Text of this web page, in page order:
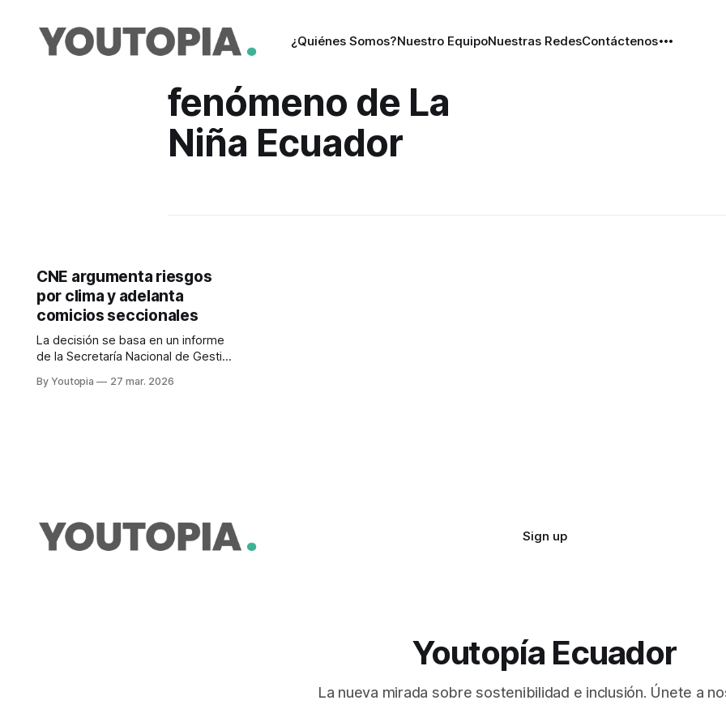
¿Quiénes Somos?Nuestro EquipoNuestras RedesContáctenos
fenómeno de La
Niña Ecuador
CNE argumenta riesgos
por clima y adelanta
comicios seccionales
La decisión se basa en un informe
de la Secretaría Nacional de Gestión
preventivo para reducir riesgos para
By Youtopia 27 mar. 2026
Sign up
Youtopía Ecuador
La nueva mirada sobre sostenibilidad e inclusión. Únete a